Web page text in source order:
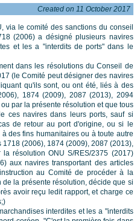
Created on 11 October 2017
via le comité des sanctions du conseil
(2006) a désigné plusieurs navires
et les a "interdits de ports" dans le
dans les résolutions du Conseil de
(le Comité peut désigner des navires
qu'ils sont, ou ont été, liés à des
1874 (2009), 2087 (2013), 2094
par la présente résolution et que tous
ces navires dans leurs ports, sauf si
de retour au port d'origine, ou si le
des fins humanitaires ou à toute autre
(2006), 1874 (2009), 2087 (2013),
résolution ONU S/RES/2375 (2017)
aux navires transportant des articles
au Comité de procéder à la
la présente résolution, décide que si
avoir reçu ledit rapport, et charge ce
interdites et les a "interdits